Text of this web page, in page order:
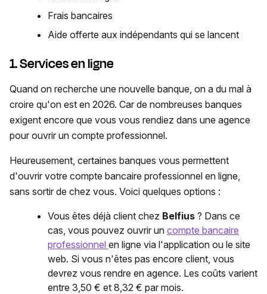
Frais bancaires
Aide offerte aux indépendants qui se lancent
1. Services en ligne
Quand on recherche une nouvelle banque, on a du mal à
croire qu'on est en 2026. Car de nombreuses banques
exigent encore que vous vous rendiez dans une agence
pour ouvrir un compte professionnel.
Heureusement, certaines banques vous permettent
d'ouvrir votre compte bancaire professionnel en ligne,
sans sortir de chez vous. Voici quelques options :
Vous êtes déjà client chez Belfius ? Dans ce
cas, vous pouvez ouvrir un compte bancaire
professionnel en ligne via l'application ou le site
web. Si vous n'êtes pas encore client, vous
devrez vous rendre en agence. Les coûts varient
entre 3,50 € et 8,32 € par mois.